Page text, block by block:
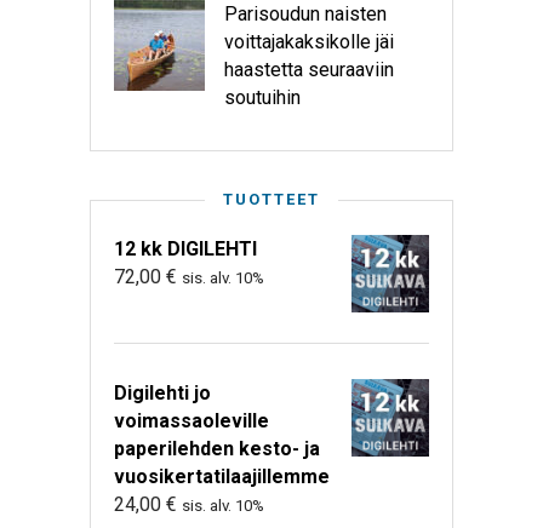
Parisoudun naisten
voittajakaksikolle jäi
haastetta seuraaviin
soutuihin
TUOTTEET
12 kk DIGILEHTI
72,00 € sis. alv. 10%
Digilehti jo
voimassaoleville
paperilehden kesto- ja
vuosikertatilaajillemme
24,00 € sis. alv. 10%